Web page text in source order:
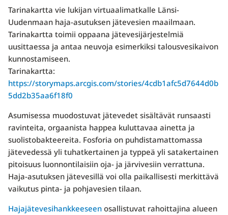
Tarinakartta vie lukijan virtuaalimatkalle Länsi-
Uudenmaan haja-asutuksen jätevesien maailmaan.
Tarinakartta toimii oppaana jätevesijärjestelmiä
uusittaessa ja antaa neuvoja esimerkiksi talousvesikaivon
kunnostamiseen.
Tarinakartta:
https://storymaps.arcgis.com/stories/4cdb1afc5d7644d0b
5dd2b35aa6f18f0
Asumisessa muodostuvat jätevedet sisältävät runsaasti
ravinteita, orgaanista happea kuluttavaa ainetta ja
suolistobakteereita. Fosforia on puhdistamattomassa
jätevedessä yli tuhatkertainen ja typpeä yli satakertainen
pitoisuus luonnontilaisiin oja- ja järvivesiin verrattuna.
Haja-asutuksen jätevesillä voi olla paikallisesti merkittävä
vaikutus pinta- ja pohjavesien tilaan.
Hajajätevesihankkeeseenosallistuvat rahoittajina alueen